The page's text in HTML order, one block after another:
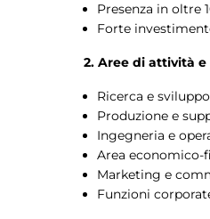
Presenza in oltre
Forte
2. Aree di attività
Ricerca e
Produzione e
Ingegneria e
Area economico-
Marketing e
Funzioni